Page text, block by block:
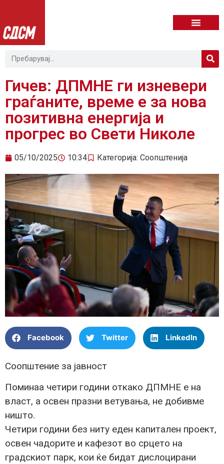
Гичев: ДПМНЕ ги изневери
граѓаните, време е за нова
позитивна енергија и
прогрес во Свети Николе
05/10/2025 10:34 Категорија: Соопштенија
Facebook Twitter LinkedIn
Соопштение за јавност
Поминаа четири години откако ДПМНЕ е на
власт, а освен празни ветувања, не добивме
ништо.
Четири години без ниту еден капитален проект,
освен чадорите и кафезот во срцето на
градскиот парк, кои ќе бидат дислоцирани